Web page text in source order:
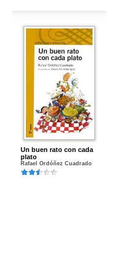
Un buen rato con cada
plato
Rafael Ordóñez Cuadrado